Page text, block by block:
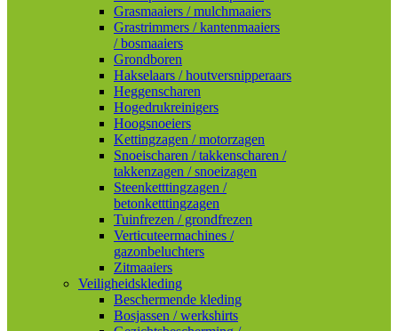
Grasmaaiers / mulchmaaiers
Grastrimmers / kantenmaaiers
/ bosmaaiers
Grondboren
Hakselaars / houtversnipperaars
Heggenscharen
Hogedrukreinigers
Hoogsnoeiers
Kettingzagen / motorzagen
Snoeischaren / takkenscharen /
takkenzagen / snoeizagen
Steenketttingzagen /
betonketttingzagen
Tuinfrezen / grondfrezen
Verticuteermachines /
gazonbeluchters
Zitmaaiers
Veiligheidskleding
Beschermende kleding
Bosjassen / werkshirts